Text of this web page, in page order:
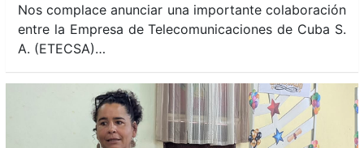
Nos complace anunciar una importante colaboración
entre la Empresa de Telecomunicaciones de Cuba S.
A. (ETECSA)…